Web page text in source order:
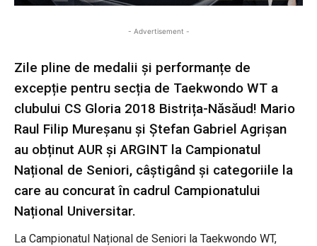
- Advertisement -
Zile pline de medalii și performanțe de
excepție pentru secția de Taekwondo WT a
clubului CS Gloria 2018 Bistrița-Năsăud! Mario
Raul Filip Mureșanu și Ștefan Gabriel Agrișan
au obținut AUR și ARGINT la Campionatul
Național de Seniori, câștigând și categoriile la
care au concurat în cadrul Campionatului
Național Universitar.
La Campionatul Național de Seniori la Taekwondo WT,